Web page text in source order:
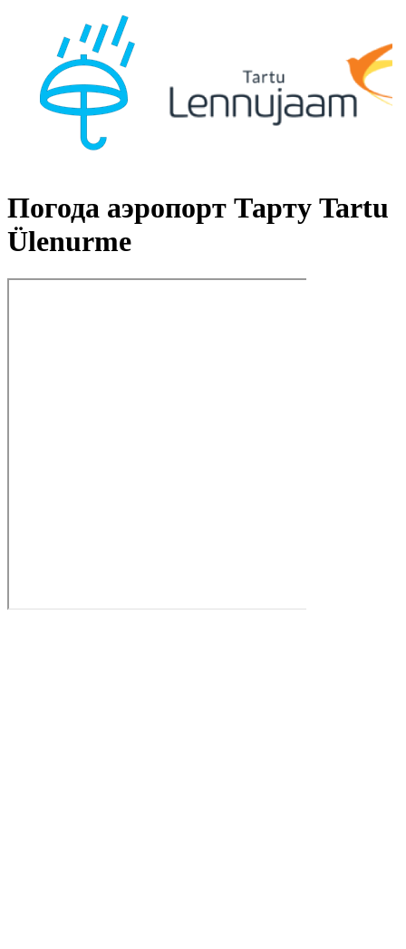
Погода аэропорт Тарту Tartu
Ülenurme